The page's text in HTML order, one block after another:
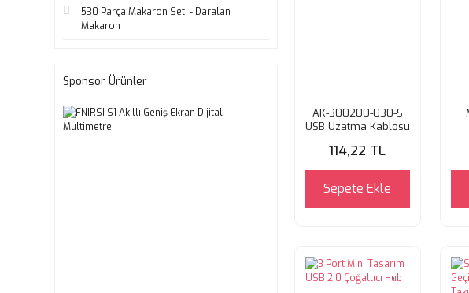
530 Parça Makaron Seti - Daralan
Makaron
Sponsor Ürünler
AK-300200-030-S
USB Uzatma Kablosu
114,22 TL
Sepete Ekle